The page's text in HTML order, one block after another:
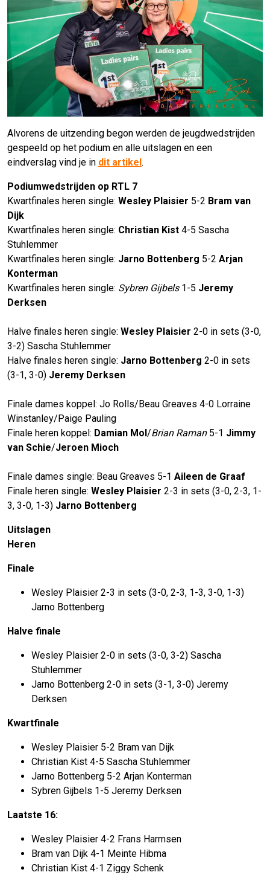
Alvorens de uitzending begon werden de jeugdwedstrijden
gespeeld op het podium en alle uitslagen en een
eindverslag vind je in dit artikel.
Podiumwedstrijden op RTL 7
Kwartfinales heren single: Wesley Plaisier 5-2 Bram van
Dijk
Kwartfinales heren single: Christian Kist 4-5 Sascha
Stuhlemmer
Kwartfinales heren single: Jarno Bottenberg 5-2 Arjan
Konterman
Kwartfinales heren single: Sybren Gijbels1-5 Jeremy
Derksen
Halve finales heren single: Wesley Plaisier 2-0 in sets (3-0,
3-2) Sascha Stuhlemmer
Halve finales heren single: Jarno Bottenberg 2-0 in sets
(3-1, 3-0) Jeremy Derksen
Finale dames koppel: Jo Rolls/Beau Greaves 4-0 Lorraine
Winstanley/Paige Pauling
Finale heren koppel: Damian Mol/Brian Raman5-1 Jimmy
van Schie/Jeroen Mioch
Finale dames single: Beau Greaves 5-1 Aileen de Graaf
Finale heren single: Wesley Plaisier 2-3 in sets (3-0, 2-3, 1-
3, 3-0, 1-3) Jarno Bottenberg
Uitslagen
Heren
Finale
Wesley Plaisier 2-3 in sets (3-0, 2-3, 1-3, 3-0, 1-3)
Jarno Bottenberg
Halve finale
Wesley Plaisier 2-0 in sets (3-0, 3-2) Sascha
Stuhlemmer
Jarno Bottenberg 2-0 in sets (3-1, 3-0) Jeremy
Derksen
Kwartfinale
Wesley Plaisier 5-2 Bram van Dijk
Christian Kist 4-5 Sascha Stuhlemmer
Jarno Bottenberg 5-2 Arjan Konterman
Sybren Gijbels 1-5 Jeremy Derksen
Laatste 16:
Wesley Plaisier 4-2 Frans Harmsen
Bram van Dijk 4-1 Meinte Hibma
Christian Kist 4-1 Ziggy Schenk